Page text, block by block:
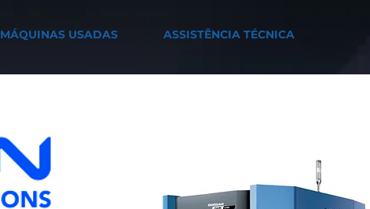
MÁQUINAS USADAS ASSISTÊNCIA TÉCNICA